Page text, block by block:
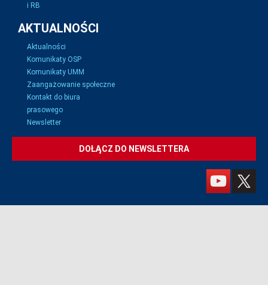
i RB
AKTUALNOŚCI
Aktualności
Komunikaty OSP
Komunikaty UMM
Zaangażowanie społeczne
Kontakt do biura
prasowego
Newsletter
DOŁĄCZ DO NEWSLETTERA